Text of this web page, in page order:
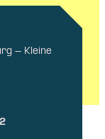
- Kleine